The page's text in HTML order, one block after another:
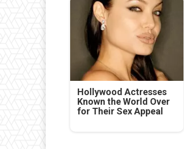
Hollywood Actresses
Known the World Over
for Their Sex Appeal